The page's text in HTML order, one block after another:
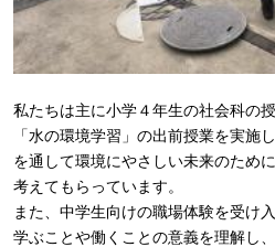
私たちは主に小学４年生の社会科の
「水の環境学習」の出前授業を実施
を通して環境にやさしい未来のため
考えてもらっています。
また、中学生向けの職場体験を受け
学ぶことや働くことの意義を理解し